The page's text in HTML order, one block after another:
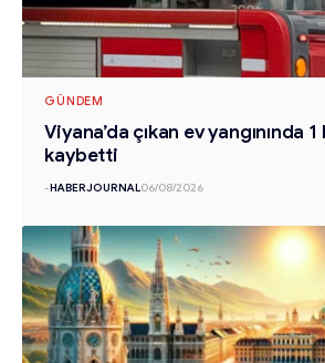
GÜNDEM
Viyana’da çıkan ev yangınında 1
kaybetti
-HABERJOURNAL06/08/2026